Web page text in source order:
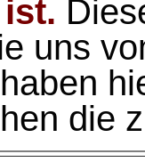
uns
die